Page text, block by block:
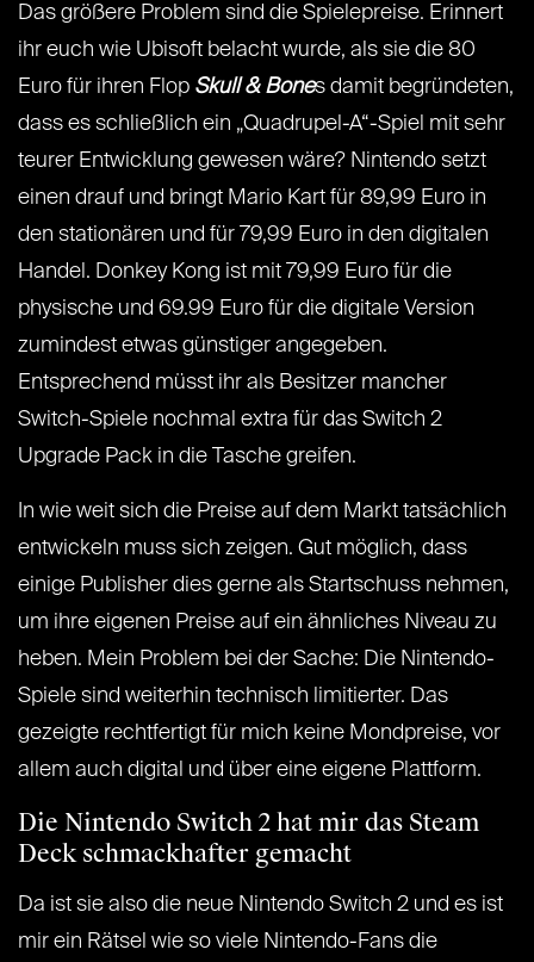
Das größere Problem sind die Spielepreise. Erinnert
ihr euch wie Ubisoft belacht wurde, als sie die 80
Euro für ihren Flop Skull & Bones damit begründeten,
dass es schließlich ein „Quadrupel-A“-Spiel mit sehr
teurer Entwicklung gewesen wäre? Nintendo setzt
einen drauf und bringt Mario Kart für 89,99 Euro in
den stationären und für 79,99 Euro in den digitalen
Handel. Donkey Kong ist mit 79,99 Euro für die
physische und 69.99 Euro für die digitale Version
zumindest etwas günstiger angegeben.
Entsprechend müsst ihr als Besitzer mancher
Switch-Spiele nochmal extra für das Switch 2
Upgrade Pack in die Tasche greifen.
In wie weit sich die Preise auf dem Markt tatsächlich
entwickeln muss sich zeigen. Gut möglich, dass
einige Publisher dies gerne als Startschuss nehmen,
um ihre eigenen Preise auf ein ähnliches Niveau zu
heben. Mein Problem bei der Sache: Die Nintendo-
Spiele sind weiterhin technisch limitierter. Das
gezeigte rechtfertigt für mich keine Mondpreise, vor
allem auch digital und über eine eigene Plattform.
Die Nintendo Switch 2 hat mir das Steam
Deck schmackhafter gemacht
Da ist sie also die neue Nintendo Switch 2 und es ist
mir ein Rätsel wie so viele Nintendo-Fans die